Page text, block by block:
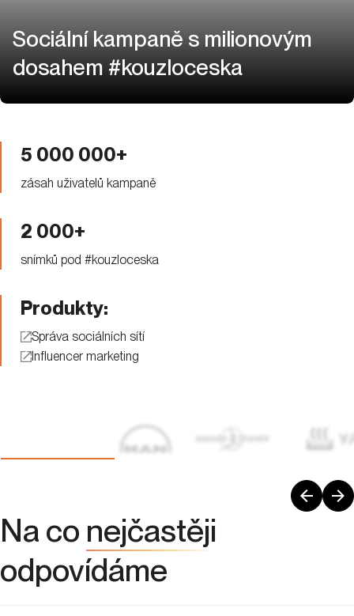
Sociální kampaně s milionovým
dosahem #kouzloceska
5 000 000+
zásah uživatelů kampaně
2 000+
snímků pod #kouzloceska
Produkty:
Správa sociálních sítí
Influencer marketing
Na co nejčastěji
odpovídáme